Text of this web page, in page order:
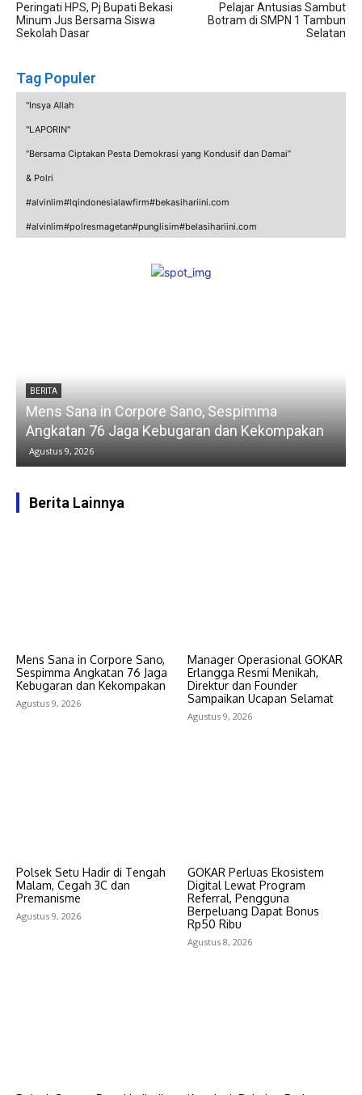
Peringati HPS, Pj Bupati Bekasi
Minum Jus Bersama Siswa
Sekolah Dasar
Pelajar Antusias Sambut
Botram di SMPN 1 Tambun
Selatan
Tag Populer
"Insya Allah
"LAPORIN"
“Bersama Ciptakan Pesta Demokrasi yang Kondusif dan Damai”
& Polri
#alvinlim#lqindonesialawfirm#bekasihariini.com
#alvinlim#polresmagetan#punglisim#belasihariini.com
BERITA
Mens Sana in Corpore Sano, Sespimma
Angkatan 76 Jaga Kebugaran dan Kekompakan
Agustus 9, 2026
Berita Lainnya
Mens Sana in Corpore Sano,
Sespimma Angkatan 76 Jaga
Kebugaran dan Kekompakan
Agustus 9, 2026
Manager Operasional GOKAR
Erlangga Resmi Menikah,
Direktur dan Founder
Sampaikan Ucapan Selamat
Agustus 9, 2026
Polsek Setu Hadir di Tengah
Malam, Cegah 3C dan
Premanisme
Agustus 9, 2026
GOKAR Perluas Ekosistem
Digital Lewat Program
Referral, Pengguna
Berpeluang Dapat Bonus
Rp50 Ribu
Agustus 8, 2026